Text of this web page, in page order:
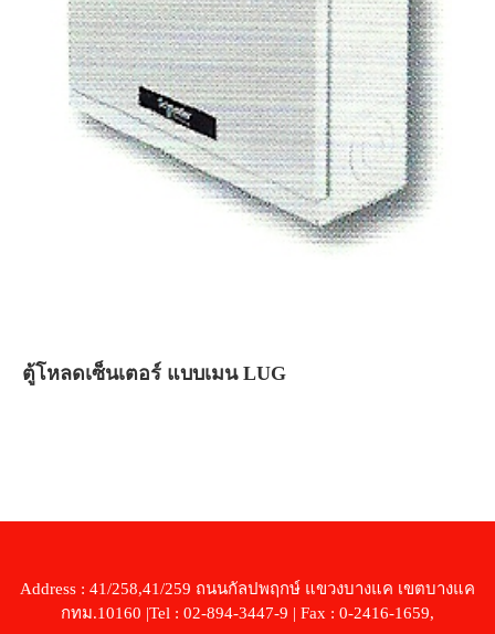
ตู้โหลดเซ็นเตอร์ แบบเมน LUG
Address : 41/258,41/259 ถนนกัลปพฤกษ์ แขวงบางแค เขตบางแค
กทม.10160 |Tel : 02-894-3447-9 | Fax : 0-2416-1659,